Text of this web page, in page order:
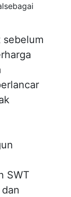
sebelum
SWT